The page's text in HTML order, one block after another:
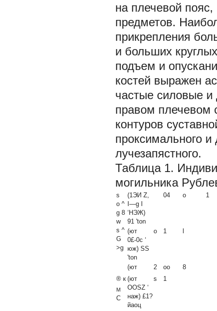
на плечевой
предметов.
прикрепления
и больших
подъем и
костей выражен
частые силовые и
правом плечевом
контуров
проксимального и
лучезапястного.
Таблица 1.
могильника
s
о ^
g 8
w
s ^
G
>g
(1ЭИ Z,
I—g I
‘НЭЖ)
91 'ton
04 о 1
(ют
0£-0c ‘
юж) SS
'ton
о 1
(ют 2 oo
8
® к
M
C
(ют
OOSZ ‘
наж) £1?
йаоц
s 1